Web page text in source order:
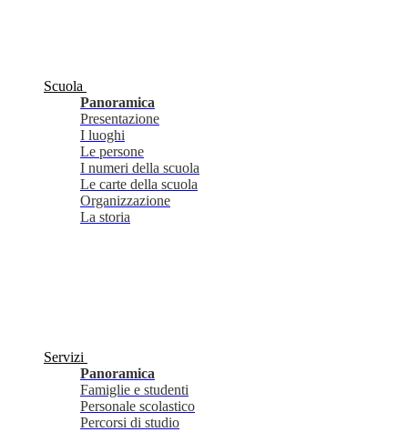
Scuola
Panoramica
Presentazione
I luoghi
Le persone
I numeri della scuola
Le carte della scuola
Organizzazione
La storia
Servizi
Panoramica
Famiglie e studenti
Personale scolastico
Percorsi di studio